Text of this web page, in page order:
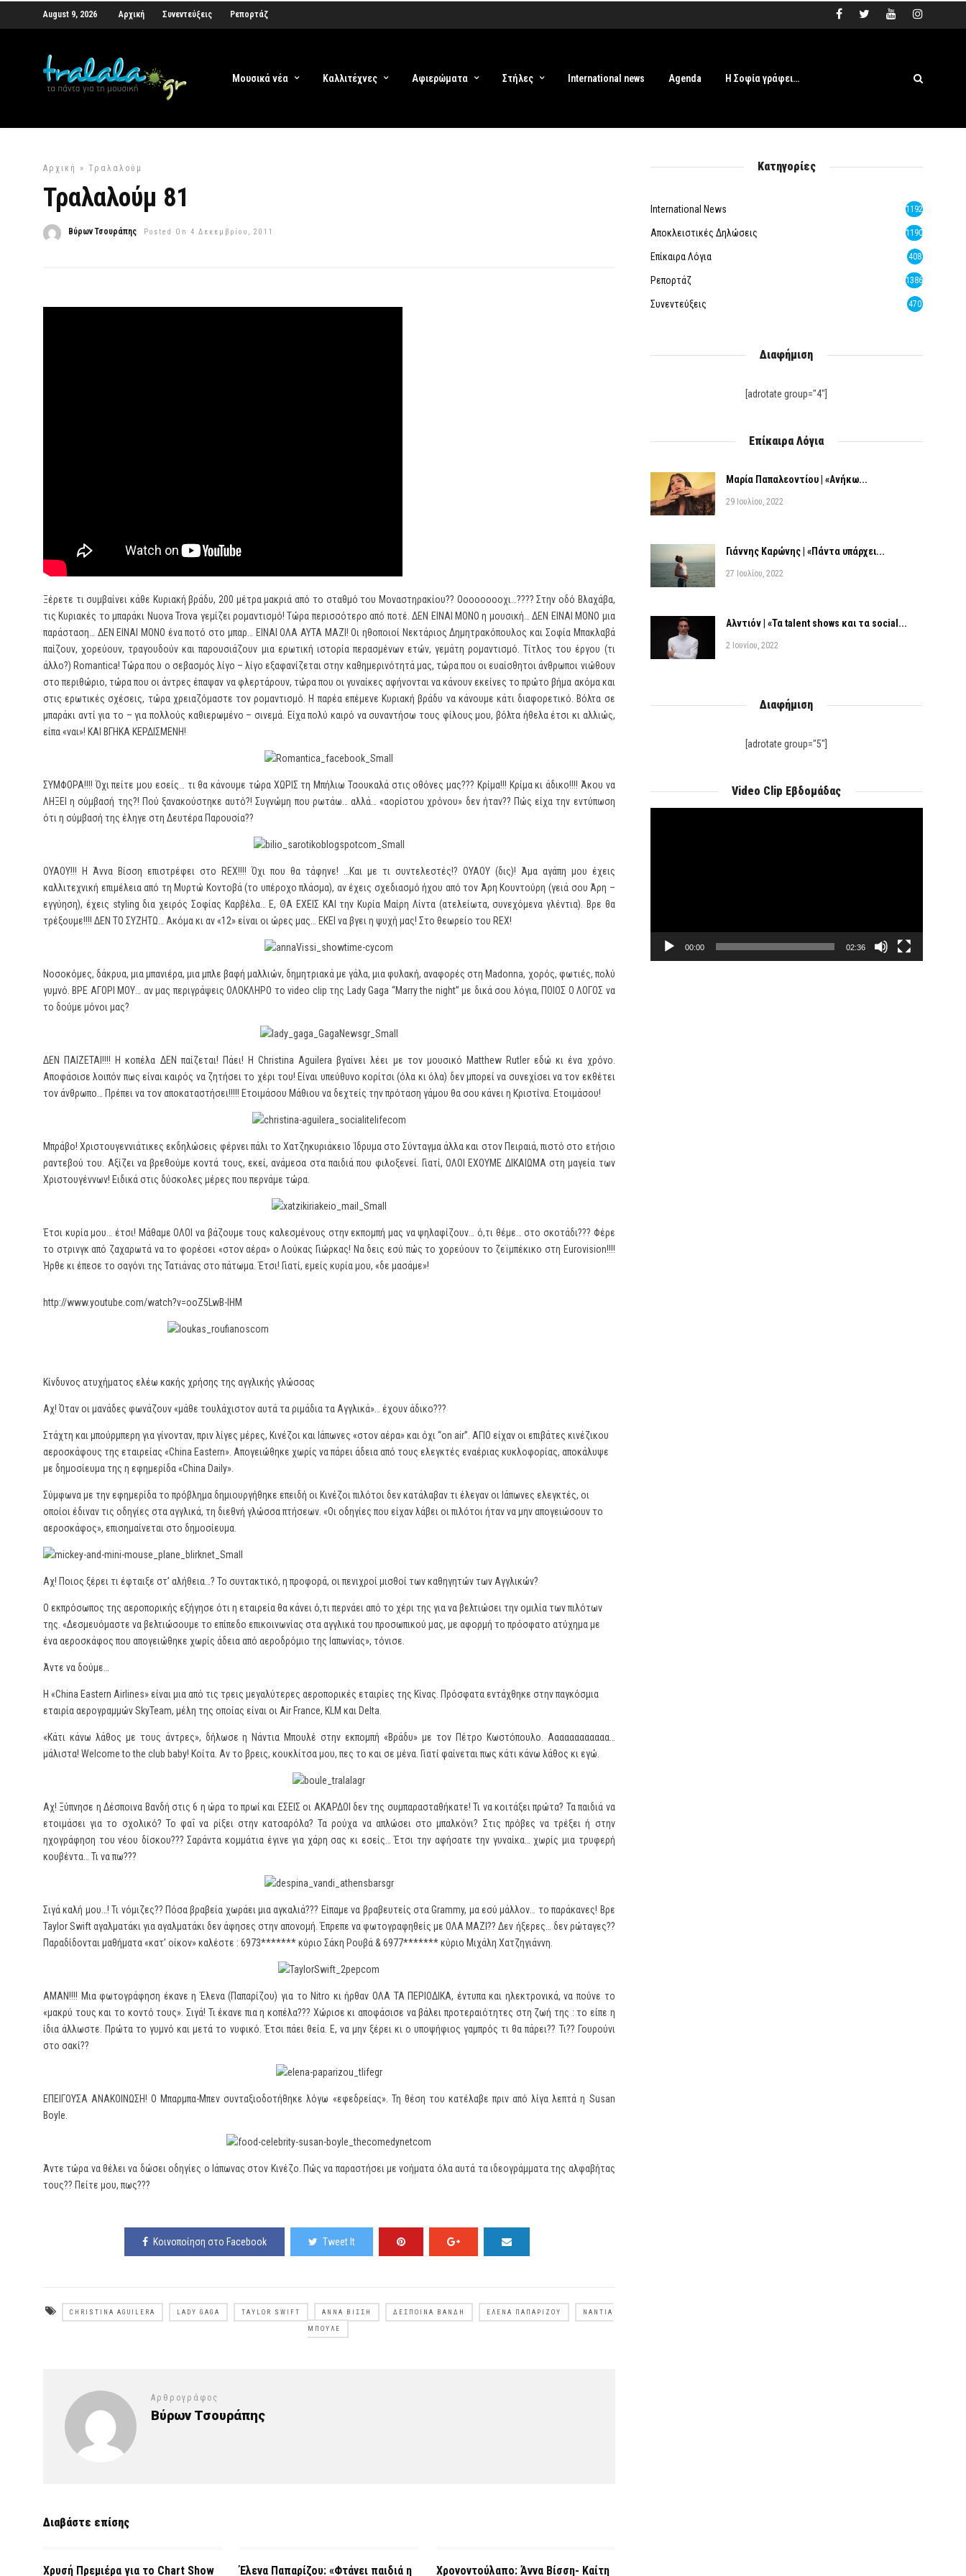
August 9, 2026 Αρχική Συνεντεύξεις Ρεπορτάζ
Μουσικά νέα Καλλιτέχνες Αφιερώματα Στήλες International news Agenda Η Σοφία γράφει…
Αρχική » Τραλαλούμ
Τραλαλούμ 81
Βύρων Τσουράπης Posted On 4 Δεκεμβρίου, 2011
Ξέρετε τι συμβαίνει κάθε Κυριακή βράδυ, 200 μέτρα μακριά από το σταθμό του Μοναστηρακίου?? Οοοοοοοοχι…???? Στην οδό Βλαχάβα,
τις Κυριακές το μπαράκι Nuova Trova γεμίζει ρομαντισμό! Τώρα περισσότερο από ποτέ. ΔΕΝ ΕΙΝΑΙ ΜΟΝΟ η μουσική… ΔΕΝ ΕΙΝΑΙ ΜΟΝΟ μια
παράσταση… ΔΕΝ ΕΙΝΑΙ ΜΟΝΟ ένα ποτό στο μπαρ… ΕΙΝΑΙ ΟΛΑ ΑΥΤΑ ΜΑΖΙ! Οι ηθοποιοί Νεκτάριος Δημητρακόπουλος και Σοφία Μπακλαβά
παίζουν, χορεύουν, τραγουδούν και παρουσιάζουν μια ερωτική ιστορία περασμένων ετών, γεμάτη ρομαντισμό. Τίτλος του έργου (τι
άλλο?) Romantica! Τώρα που ο σεβασμός λίγο – λίγο εξαφανίζεται στην καθημερινότητά μας, τώρα που οι ευαίσθητοι άνθρωποι νιώθουν
στο περιθώριο, τώρα που οι άντρες έπαψαν να φλερτάρουν, τώρα που οι γυναίκες αφήνονται να κάνουν εκείνες το πρώτο βήμα ακόμα και
στις ερωτικές σχέσεις, τώρα χρειαζόμαστε τον ρομαντισμό. Η παρέα επέμενε Κυριακή βράδυ να κάνουμε κάτι διαφορετικό. Βόλτα σε
μπαράκι αντί για το – για πολλούς καθιερωμένο – σινεμά. Είχα πολύ καιρό να συναντήσω τους φίλους μου, βόλτα ήθελα έτσι κι αλλιώς,
είπα «ναι»! ΚΑΙ ΒΓΗΚΑ ΚΕΡΔΙΣΜΕΝΗ!
ΣΥΜΦΟΡΑ!!!! Όχι πείτε μου εσείς… τι θα κάνουμε τώρα ΧΩΡΙΣ τη Μπήλιω Τσουκαλά στις οθόνες μας??? Κρίμα!!! Κρίμα κι άδικο!!!! Άκου να
ΛΗΞΕΙ η σύμβασή της?! Πού ξανακούστηκε αυτό?! Συγνώμη που ρωτάω… αλλά… «αορίστου χρόνου» δεν ήταν?? Πώς είχα την εντύπωση
ότι η σύμβασή της έληγε στη Δευτέρα Παρουσία??
ΟΥΑΟΥ!!! Η Άννα Βίσση επιστρέφει στο REX!!!! Όχι που θα τάφηνε! …Και με τι συντελεστές!? ΟΥΑΟΥ (δις)! Άμα αγάπη μου έχεις
καλλιτεχνική επιμέλεια από τη Μυρτώ Κοντοβά (το υπέροχο πλάσμα), αν έχεις σχεδιασμό ήχου από τον Άρη Κουντούρη (γειά σου Άρη –
εγγύηση), έχεις styling δια χειρός Σοφίας Καρβέλα… Ε, ΘΑ ΕΧΕΙΣ ΚΑΙ την Κυρία Μαίρη Λίντα (ατελείωτα, συνεχόμενα γλέντια). Βρε θα
τρέξουμε!!!! ΔΕΝ ΤΟ ΣΥΖΗΤΩ… Ακόμα κι αν «12» είναι οι ώρες μας… EKEI να βγει η ψυχή μας! Στο θεωρείο του REX!
Νοσοκόμες, δάκρυα, μια μπανιέρα, μια μπλε βαφή μαλλιών, δημητριακά με γάλα, μια φυλακή, αναφορές στη Madonna, χορός, φωτιές, πολύ
γυμνό. ΒΡΕ ΑΓΟΡΙ ΜΟΥ… αν μας περιγράψεις ΟΛΟΚΛΗΡΟ το video clip της Lady Gaga “Marry the night” με δικά σου λόγια, ΠΟΙΟΣ Ο ΛΟΓΟΣ να
το δούμε μόνοι μας?
ΔΕΝ ΠΑΙΖΕΤΑΙ!!!! Η κοπέλα ΔΕΝ παίζεται! Πάει! Η Christina Aguilera βγαίνει λέει με τον μουσικό Matthew Rutler εδώ κι ένα χρόνο.
Αποφάσισε λοιπόν πως είναι καιρός να ζητήσει το χέρι του! Είναι υπεύθυνο κορίτσι (όλα κι όλα) δεν μπορεί να συνεχίσει να τον εκθέτει
τον άνθρωπο… Πρέπει να τον αποκαταστήσει!!!!! Ετοιμάσου Μάθιου να δεχτείς την πρόταση γάμου θα σου κάνει η Κριστίνα. Ετοιμάσου!
Μπράβο! Χριστουγεννιάτικες εκδηλώσεις φέρνει πάλι το Χατζηκυριάκειο Ίδρυμα στο Σύνταγμα άλλα και στον Πειραιά, πιστό στο ετήσιο
ραντεβού του. Αξίζει να βρεθούμε κοντά τους, εκεί, ανάμεσα στα παιδιά που φιλοξενεί. Γιατί, ΟΛΟΙ ΕΧΟΥΜΕ ΔΙΚΑΙΩΜΑ στη μαγεία των
Χριστουγέννων! Ειδικά στις δύσκολες μέρες που περνάμε τώρα.
Έτσι κυρία μου… έτσι! Μάθαμε ΟΛΟΙ να βάζουμε τους καλεσμένους στην εκπομπή μας να ψηλαφίζουν… ό,τι θέμε… στο σκοτάδι??? Φέρε
το στρινγκ από ζαχαρωτά να το φορέσει «στον αέρα» ο Λούκας Γιώρκας! Να δεις εσύ πώς το χορεύουν το ζεϊμπέκικο στη Eurovision!!!!
Ήρθε κι έπεσε το σαγόνι της Τατιάνας στο πάτωμα. Έτσι! Γιατί, εμείς κυρία μου, «δε μασάμε»!
http://www.youtube.com/watch?v=ooZ5LwB-lHM
Κίνδυνος ατυχήματος ελέω κακής χρήσης της αγγλικής γλώσσας
Αχ! Όταν οι μανάδες φωνάζουν «μάθε τουλάχιστον αυτά τα ριμάδια τα Αγγλικά»… έχουν άδικο???
Στάχτη και μπούρμπερη για γίνονταν, πριν λίγες μέρες, Κινέζοι και Ιάπωνες «στον αέρα» και όχι “on air”. ΑΓΙΟ είχαν οι επιβάτες κινέζικου
αεροσκάφους της εταιρείας «China Eastern». Απογειώθηκε χωρίς να πάρει άδεια από τους ελεγκτές εναέριας κυκλοφορίας, αποκάλυψε
με δημοσίευμα της η εφημερίδα «China Daily».
Σύμφωνα με την εφημερίδα το πρόβλημα δημιουργήθηκε επειδή οι Κινέζοι πιλότοι δεν κατάλαβαν τι έλεγαν οι Ιάπωνες ελεγκτές, οι
οποίοι έδιναν τις οδηγίες στα αγγλικά, τη διεθνή γλώσσα πτήσεων. «Οι οδηγίες που είχαν λάβει οι πιλότοι ήταν να μην απογειώσουν το
αεροσκάφος», επισημαίνεται στο δημοσίευμα.
Αχ! Ποιος ξέρει τι έφταιξε στ’ αλήθεια…? Το συντακτικό, η προφορά, οι πενιχροί μισθοί των καθηγητών των Αγγλικών?
Ο εκπρόσωπος της αεροπορικής εξήγησε ότι η εταιρεία θα κάνει ό,τι περνάει από το χέρι της για να βελτιώσει την ομιλία των πιλότων
της. «Δεσμευόμαστε να βελτιώσουμε το επίπεδο επικοινωνίας στα αγγλικά του προσωπικού μας, με αφορμή το πρόσφατο ατύχημα με
ένα αεροσκάφος που απογειώθηκε χωρίς άδεια από αεροδρόμιο της Ιαπωνίας», τόνισε.
Άντε να δούμε…
Η «China Eastern Airlines» είναι μια από τις τρεις μεγαλύτερες αεροπορικές εταιρίες της Κίνας. Πρόσφατα εντάχθηκε στην παγκόσμια
εταιρία αερογραμμών SkyTeam, μέλη της οποίας είναι οι Air France, KLM και Delta.
«Κάτι κάνω λάθος με τους άντρες», δήλωσε η Νάντια Μπουλέ στην εκπομπή «Βράδυ» με τον Πέτρο Κωστόπουλο. Αααααααααααα…
μάλιστα! Welcome to the club baby! Κοίτα. Αν το βρεις, κουκλίτσα μου, πες το και σε μένα. Γιατί φαίνεται πως κάτι κάνω λάθος κι εγώ.
Αχ! Ξύπνησε η Δέσποινα Βανδή στις 6 η ώρα το πρωί και ΕΣΕΙΣ οι ΑΚΑΡΔΟΙ δεν της συμπαρασταθήκατε! Τι να κοιτάξει πρώτα? Τα παιδιά να
ετοιμάσει για το σχολικό? Το φαΐ να ρίξει στην κατσαρόλα? Τα ρούχα να απλώσει στο μπαλκόνι? Στις πρόβες να τρέξει ή στην
ηχογράφηση του νέου δίσκου??? Σαράντα κομμάτια έγινε για χάρη σας κι εσείς… Έτσι την αφήσατε την γυναίκα… χωρίς μια τρυφερή
κουβέντα… Τι να πω???
Σιγά καλή μου…! Τι νόμιζες?? Πόσα βραβεία χωράει μια αγκαλιά??? Είπαμε να βραβευτείς στα Grammy, μα εσύ μάλλον… το παράκανες! Βρε
Taylor Swift αγαλματάκι για αγαλματάκι δεν άφησες στην απονομή. Έπρεπε να φωτογραφηθείς με ΟΛΑ ΜΑΖΙ?? Δεν ήξερες… δεν ρώταγες??
Παραδίδονται μαθήματα «κατ’ οίκον» καλέστε : 6973******* κύριο Σάκη Ρουβά & 6977******* κύριο Μιχάλη Χατζηγιάννη.
ΑΜΑΝ!!!! Μια φωτογράφηση έκανε η Έλενα (Παπαρίζου) για το Nitro κι ήρθαν ΟΛΑ ΤΑ ΠΕΡΙΟΔΙΚΑ, έντυπα και ηλεκτρονικά, να πούνε το
«μακρύ τους και το κοντό τους». Σιγά! Τι έκανε πια η κοπέλα??? Χώρισε κι αποφάσισε να βάλει προτεραιότητες στη ζωή της : το είπε η
ίδια άλλωστε. Πρώτα το γυμνό και μετά το νυφικό. Έτσι πάει θεία. Ε, να μην ξέρει κι ο υποψήφιος γαμπρός τι θα πάρει?? Τι?? Γουρούνι
στο σακί??
ΕΠΕΙΓΟΥΣΑ ΑΝΑΚΟΙΝΩΣΗ! Ο Μπαρμπα-Μπεν συνταξιοδοτήθηκε λόγω «εφεδρείας». Τη θέση του κατέλαβε πριν από λίγα λεπτά η Susan
Boyle.
Άντε τώρα να θέλει να δώσει οδηγίες ο Ιάπωνας στον Κινέζο. Πώς να παραστήσει με νοήματα όλα αυτά τα ιδεογράμματα της αλφαβήτας
τους?? Πείτε μου, πως???
Κοινοποίηση στο Facebook Tweet It
CHRISTINA AGUILERA LADY GAGA TAYLOR SWIFT ΆΝΝΑ ΒΊΣΣΗ ΔΈΣΠΟΙΝΑ ΒΑΝΔΉ ΈΛΕΝΑ ΠΑΠΑΡΊΖΟΥ ΝΆΝΤΙΑ
ΜΠΟΥΛΈ
Αρθρογράφος
Βύρων Τσουράπης
Διαβάστε επίσης
Χρυσή Πρεμιέρα για το Chart Show Έλενα Παπαρίζου: «Φτάνει παιδιά η Χρονοντούλαπο: Άννα Βίσση- Καίτη
Κατηγορίες
International News 1192
Αποκλειστικές Δηλώσεις 1190
Επίκαιρα Λόγια 408
Ρεπορτάζ 1386
Συνεντεύξεις 470
Διαφήμιση
[adrotate group="4"]
Επίκαιρα Λόγια
Μαρία Παπαλεοντίου | «Ανήκω...
29 Ιουλίου, 2022
Γιάννης Καρώνης | «Πάντα υπάρχει...
27 Ιουλίου, 2022
Αλντιόν | «Τα talent shows και τα social...
2 Ιουνίου, 2022
Διαφήμιση
[adrotate group="5"]
Video Clip Εβδομάδας
00:00 02:36